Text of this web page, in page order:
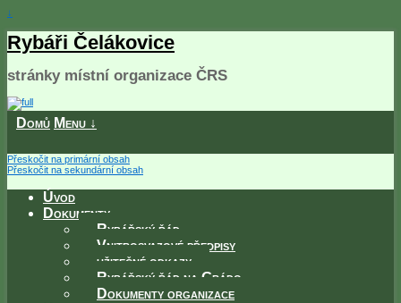
↓
Rybáři Čelákovice
stránky místní organizace ČRS
Domů Menu ↓
Přeskočit na primární obsah
Přeskočit na sekundární obsah
Úvod
Dokumenty
Rybářský řád
Vnitrosvazové předpisy
užitečné odkazy
Rybářský řád na Grádo
Dokumenty organizace